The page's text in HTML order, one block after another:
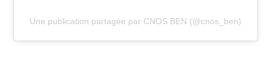
Une publication partagée par CNOS BEN (@cnos_ben)